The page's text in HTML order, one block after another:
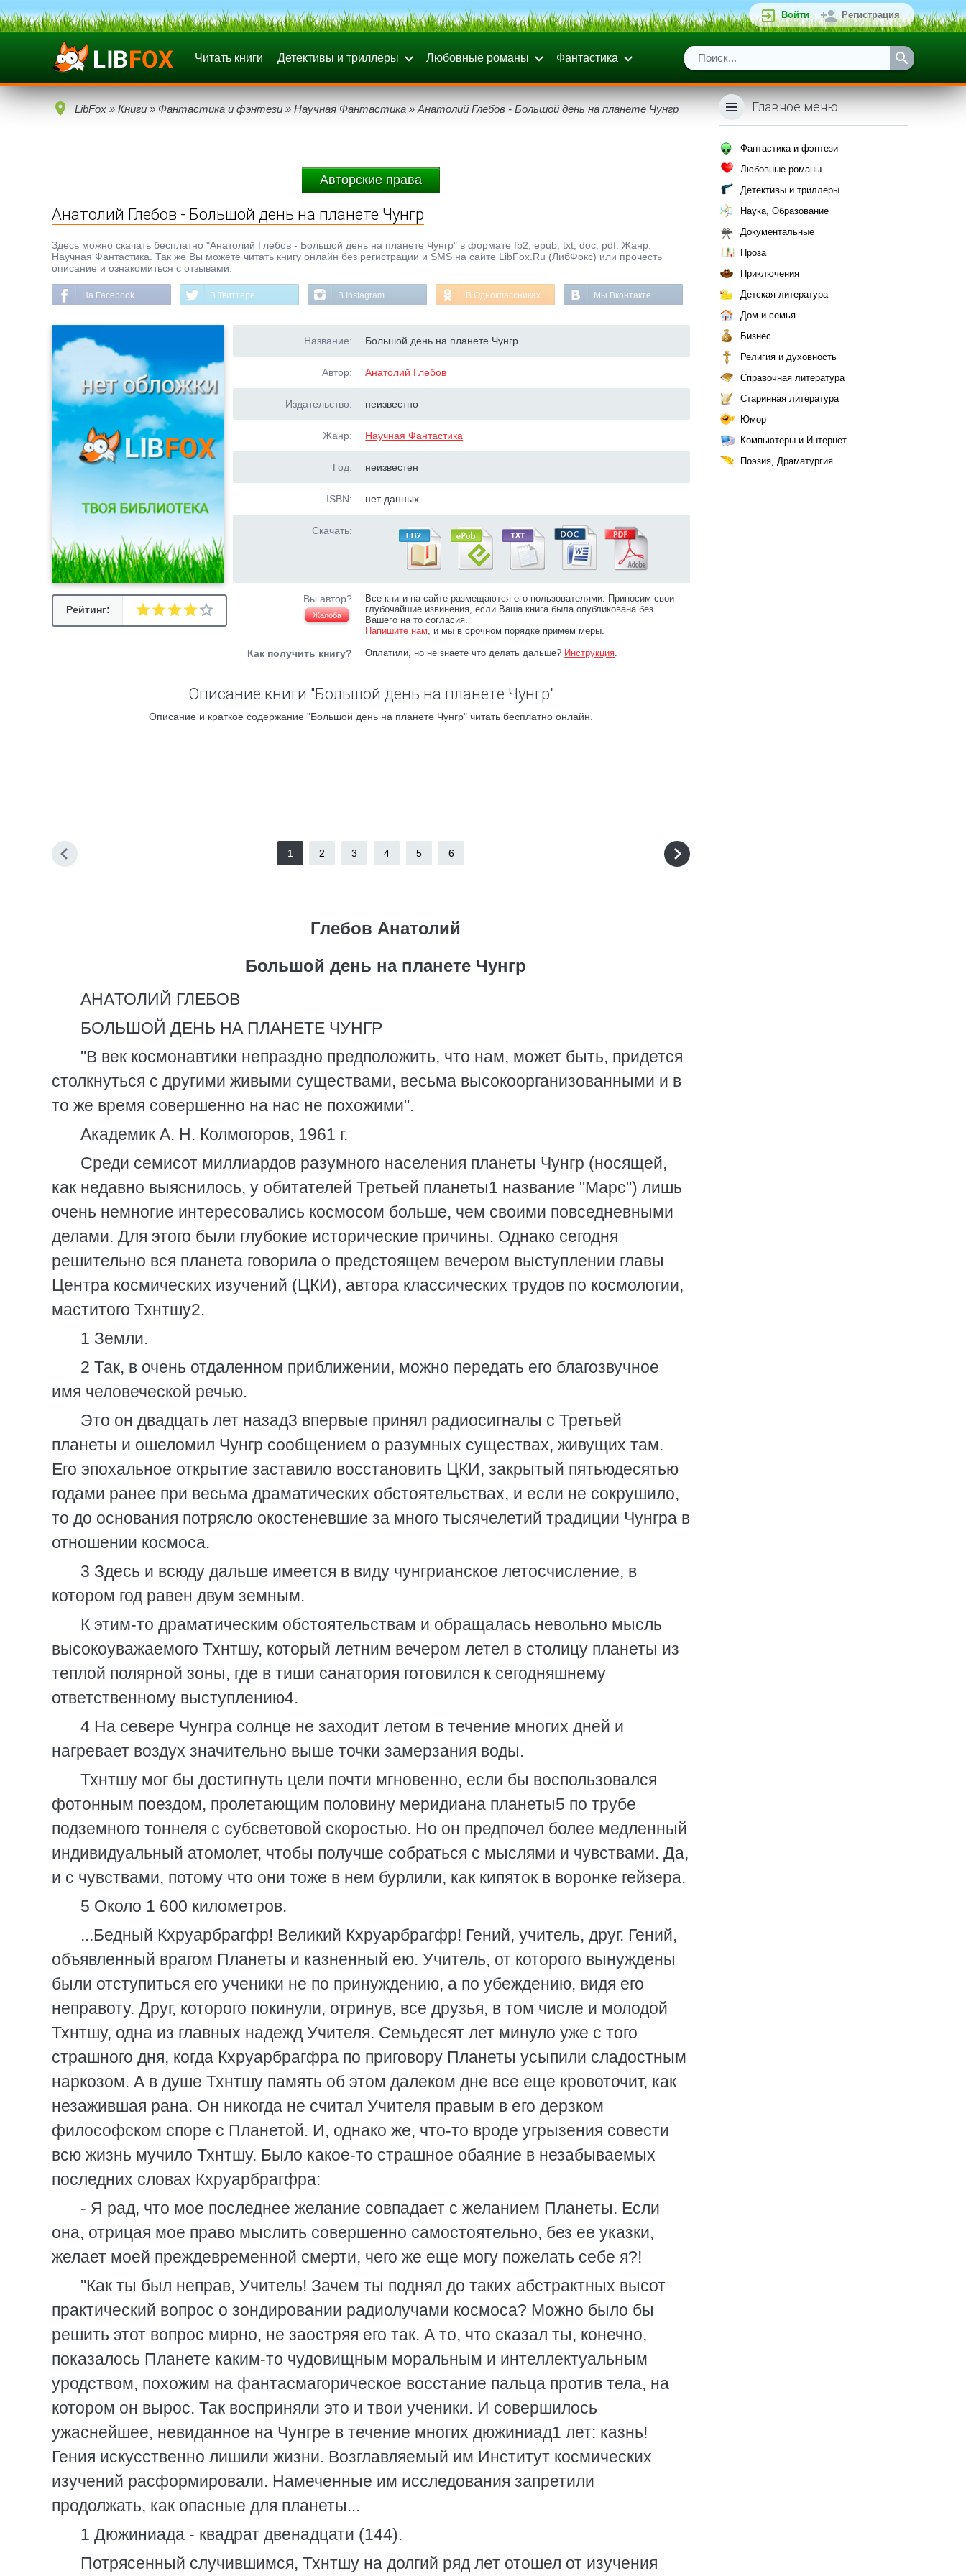
Войти Регистрация
Читать книги Детективы и триллеры Любовные романы Фантастика
LibFox » Книги » Фантастика и фэнтези » Научная Фантастика » Анатолий Глебов - Большой день на планете Чунгр
Авторские права
Анатолий Глебов - Большой день на планете Чунгр
Здесь можно скачать бесплатно "Анатолий Глебов - Большой день на планете Чунгр" в формате fb2, epub, txt, doc, pdf. Жанр:
Научная Фантастика. Так же Вы можете читать книгу онлайн без регистрации и SMS на сайте LibFox.Ru (ЛибФокс) или прочесть
описание и ознакомиться с отзывами.
На Facebook В Твиттере В Instagram В Одноклассниках Мы Вконтакте
Рейтинг:
Название: Большой день на планете Чунгр
Автор: Анатолий Глебов
Издательство: неизвестно
Жанр: Научная Фантастика
Год: неизвестен
ISBN: нет данных
Скачать:
Вы автор?
Жалоба
Все книги на сайте размещаются его пользователями. Приносим свои
глубочайшие извинения, если Ваша книга была опубликована без
Вашего на то согласия.
Напишите нам, и мы в срочном порядке примем меры.
Как получить книгу? Оплатили, но не знаете что делать дальше? Инструкция.
Описание книги "Большой день на планете Чунгр"
Описание и краткое содержание "Большой день на планете Чунгр" читать бесплатно онлайн.
1 2 3 4 5 6
Глебов Анатолий
Большой день на планете Чунгр
AHAТОЛИЙ ГЛЕБОВ
БОЛЬШОЙ ДЕНЬ НА ПЛАНЕТЕ ЧУНГР
"В век космонавтики непраздно предположить, что нам, может быть, придется
столкнуться с другими живыми существами, весьма высокоорганизованными и в
то же время совершенно на нас не похожими".
Академик А. Н. Колмогоров, 1961 г.
Среди семисот миллиардов разумного населения планеты Чунгр (носящей,
как недавно выяснилось, у обитателей Третьей планеты1 название "Марс") лишь
очень немногие интересовались космосом больше, чем своими повседневными
делами. Для этого были глубокие исторические причины. Однако сегодня
решительно вся планета говорила о предстоящем вечером выступлении главы
Центра космических изучений (ЦКИ), автора классических трудов по космологии,
маститого Тхнтшу2.
1 Земли.
2 Так, в очень отдаленном приближении, можно передать его благозвучное
имя человеческой речью.
Это он двадцать лет назад3 впервые принял радиосигналы с Третьей
планеты и ошеломил Чунгр сообщением о разумных существах, живущих там.
Его эпохальное открытие заставило восстановить ЦКИ, закрытый пятьюдесятью
годами ранее при весьма драматических обстоятельствах, и если не сокрушило,
то до основания потрясло окостеневшие за много тысячелетий традиции Чунгра в
отношении космоса.
3 Здесь и всюду дальше имеется в виду чунгрианское летосчисление, в
котором год равен двум земным.
К этим-то драматическим обстоятельствам и обращалась невольно мысль
высокоуважаемого Тхнтшу, который летним вечером летел в столицу планеты из
теплой полярной зоны, где в тиши санатория готовился к сегодняшнему
ответственному выступлению4.
4 На севере Чунгра солнце не заходит летом в течение многих дней и
нагревает воздух значительно выше точки замерзания воды.
Тхнтшу мог бы достигнуть цели почти мгновенно, если бы воспользовался
фотонным поездом, пролетающим половину меридиана планеты5 по трубе
подземного тоннеля с субсветовой скоростью. Но он предпочел более медленный
индивидуальный атомолет, чтобы получше собраться с мыслями и чувствами. Да,
и с чувствами, потому что они тоже в нем бурлили, как кипяток в воронке гейзера.
5 Около 1 600 километров.
...Бедный Кхруарбрагфр! Великий Кхруарбрагфр! Гений, учитель, друг. Гений,
объявленный врагом Планеты и казненный ею. Учитель, от которого вынуждены
были отступиться его ученики не по принуждению, а по убеждению, видя его
неправоту. Друг, которого покинули, отринув, все друзья, в том числе и молодой
Тхнтшу, одна из главных надежд Учителя. Семьдесят лет минуло уже с того
страшного дня, когда Кхруарбрагфра по приговору Планеты усыпили сладостным
наркозом. А в душе Тхнтшу память об этом далеком дне все еще кровоточит, как
незажившая рана. Он никогда не считал Учителя правым в его дерзком
философском споре с Планетой. И, однако же, что-то вроде угрызения совести
всю жизнь мучило Тхнтшу. Было какое-то страшное обаяние в незабываемых
последних словах Кхруарбрагфра:
- Я рад, что мое последнее желание совпадает с желанием Планеты. Если
она, отрицая мое право мыслить совершенно самостоятельно, без ее указки,
желает моей преждевременной смерти, чего же еще могу пожелать себе я?!
"Как ты был неправ, Учитель! Зачем ты поднял до таких абстрактных высот
практический вопрос о зондировании радиолучами космоса? Можно было бы
решить этот вопрос мирно, не заостряя его так. А то, что сказал ты, конечно,
показалось Планете каким-то чудовищным моральным и интеллектуальным
уродством, похожим на фантасмагорическое восстание пальца против тела, на
котором он вырос. Так восприняли это и твои ученики. И совершилось
ужаснейшее, невиданное на Чунгре в течение многих дюжиниад1 лет: казнь!
Гения искусственно лишили жизни. Возглавляемый им Институт космических
изучений расформировали. Намеченные им исследования запретили
продолжать, как опасные для планеты...
1 Дюжиниада - квадрат двенадцати (144).
Потрясенный случившимся, Тхнтшу на долгий ряд лет отошел от изучения
Главное меню
Фантастика и фэнтези
Любовные романы
Детективы и триллеры
Наука, Образование
Документальные
Проза
Приключения
Детская литература
Дом и семья
Бизнес
Религия и духовность
Справочная литература
Старинная литература
Юмор
Компьютеры и Интернет
Поэзия, Драматургия